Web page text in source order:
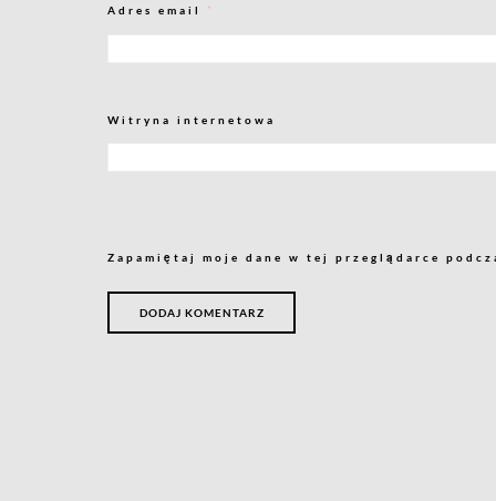
Adres email *
Witryna internetowa
Zapamiętaj moje dane w tej przeglądarce